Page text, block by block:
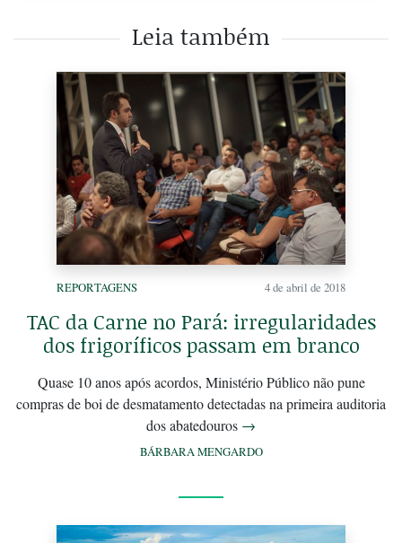
Leia também
REPORTAGENS 4 de abril de 2018
TAC da Carne no Pará: irregularidades
dos frigoríficos passam em branco
Quase 10 anos após acordos, Ministério Público não pune
compras de boi de desmatamento detectadas na primeira auditoria
dos abatedouros →
BÁRBARA MENGARDO